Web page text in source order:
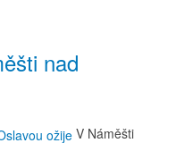
nad
V Náměšti